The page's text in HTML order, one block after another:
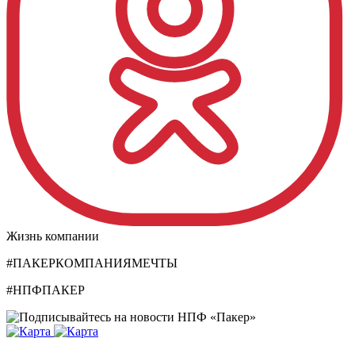
Жизнь компании
#ПАКЕРКОМПАНИЯМЕЧТЫ
#НПФПАКЕР